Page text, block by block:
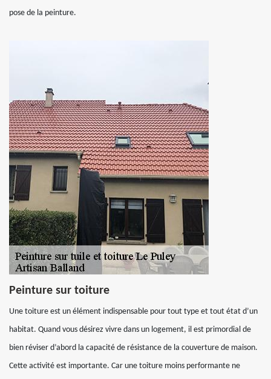
pose de la peinture.
Peinture sur toiture
Une toiture est un élément indispensable pour tout type et tout état d’un
habitat. Quand vous désirez vivre dans un logement, il est primordial de
bien réviser d’abord la capacité de résistance de la couverture de maison.
Cette activité est importante. Car une toiture moins performante ne